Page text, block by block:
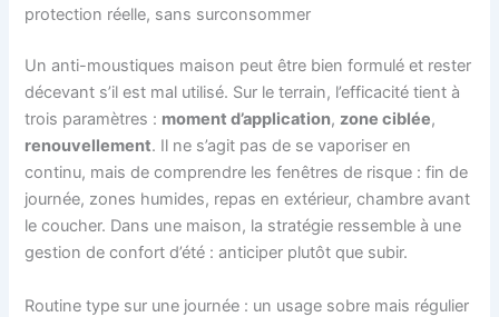
protection réelle, sans surconsommer
Un anti-moustiques maison peut être bien formulé et rester
décevant s’il est mal utilisé. Sur le terrain, l’efficacité tient à
trois paramètres : moment d’application, zone ciblée,
renouvellement. Il ne s’agit pas de se vaporiser en
continu, mais de comprendre les fenêtres de risque : fin de
journée, zones humides, repas en extérieur, chambre avant
le coucher. Dans une maison, la stratégie ressemble à une
gestion de confort d’été : anticiper plutôt que subir.
Routine type sur une journée : un usage sobre mais régulier